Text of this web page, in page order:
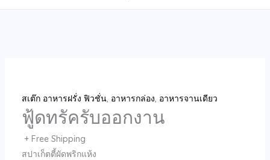
สเต๊ก อาหารฝรั่ง ฟิวชั่น, อาหารกล่อง อาหารจานเดียว
ฟู้ดทรัครับออกงาน
+ Free Shipping
สปาเก็ตตี้ผัดพริกแห้ง